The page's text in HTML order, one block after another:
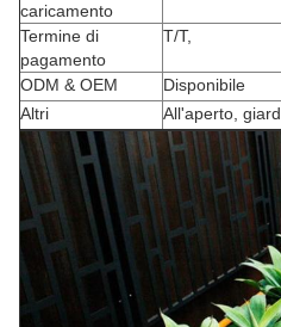
caricamento
Termine di
pagamento
T/T,
ODM & OEM
Disponibile
Altri
All'aperto,